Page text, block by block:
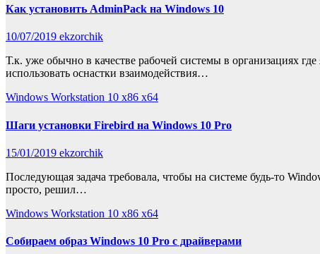
Как установить AdminPack на Windows 10
10/07/2019 ekzorchik
Т.к. уже обычно в качестве рабочей системы в организациях
использовать оснастки взаимодействия…
Windows Workstation 10 x86 x64
Шаги установки Firebird на Windows 10 Pro
15/01/2019 ekzorchik
Последующая задача требовала, чтобы на системе будь-то
просто, решил…
Windows Workstation 10 x86 x64
Собираем образ Windows 10 Pro с драйверами